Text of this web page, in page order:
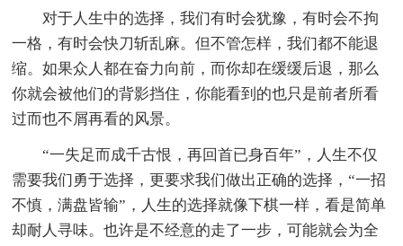
对于人生中的选择，我们有时会犹豫，有时会不拘
一格，有时会快刀斩乱麻。但不管怎样，我们都不能退
缩。如果众人都在奋力向前，而你却在缓缓后退，那么
你就会被他们的背影挡住，你能看到的也只是前者所看
过而也不屑再看的风景。
“一失足而成千古恨，再回首已身百年”，人生不仅
需要我们勇于选择，更要求我们做出正确的选择，“一招
不慎，满盘皆输”，人生的选择就像下棋一样，看是简单
却耐人寻味。也许是不经意的走了一步，可能就会为全